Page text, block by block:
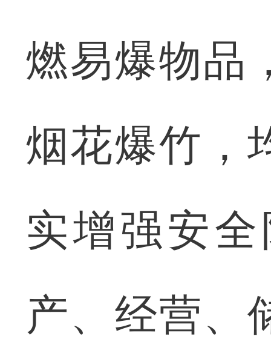
燃易爆物品
烟花爆竹，
实增强安
产、经营、